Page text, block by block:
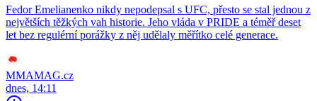
Fedor Emelianenko nikdy nepodepsal s UFC, přesto se stal jednou z
největších těžkých vah historie. Jeho vláda v PRIDE a téměř deset
let bez regulérní porážky z něj udělaly měřítko celé generace.
MMAMAG.cz
dnes, 14:11